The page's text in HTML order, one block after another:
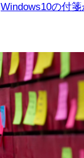
Windows10の付